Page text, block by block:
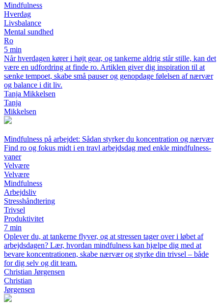
Mindfulness
Hverdag
Livsbalance
Mental sundhed
Ro
5 min
Når hverdagen kører i højt gear, og tankerne aldrig står stille, kan det
være en udfordring at finde ro. Artiklen giver dig inspiration til at
sænke tempoet, skabe små pauser og genopdage følelsen af nærvær
og balance i dit liv.
Tanja Mikkelsen
Tanja
Mikkelsen
Mindfulness på arbejdet: Sådan styrker du koncentration og nærvær
Find ro og fokus midt i en travl arbejdsdag med enkle mindfulness-
vaner
Velvære
Velvære
Mindfulness
Arbejdsliv
Stresshåndtering
Trivsel
Produktivitet
7 min
Oplever du, at tankerne flyver, og at stressen tager over i løbet af
arbejdsdagen? Lær, hvordan mindfulness kan hjælpe dig med at
bevare koncentrationen, skabe nærvær og styrke din trivsel – både
for dig selv og dit team.
Christian Jørgensen
Christian
Jørgensen